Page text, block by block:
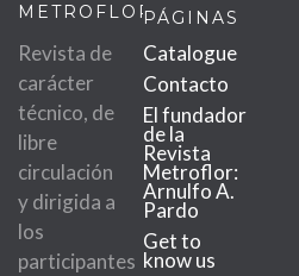
METROFLOR
Revista de
carácter
técnico, de
libre
circulación
y dirigida a
los
participantes
PÁGINAS
Catalogue
Contacto
El fundador
de la
Revista
Metroflor:
Arnulfo A.
Pardo
Get to
know us